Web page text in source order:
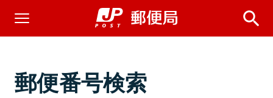
郵便番号検索